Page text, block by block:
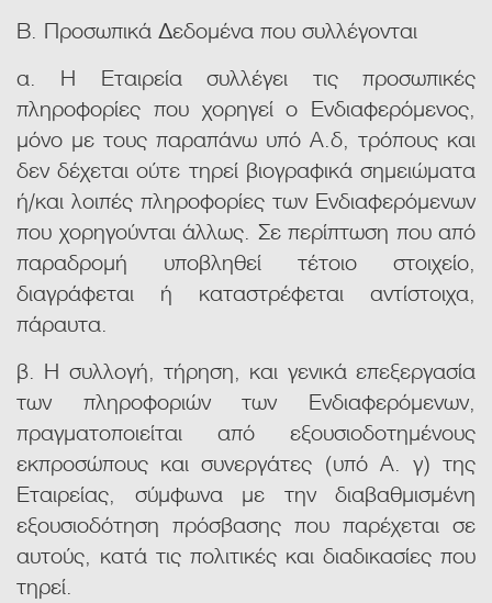
Β. Προσωπικά Δεδομένα που συλλέγονται
α. Η Εταιρεία συλλέγει τις προσωπικές
πληροφορίες που χορηγεί ο Ενδιαφερόμενος,
μόνο με τους παραπάνω υπό Α.δ, τρόπους και
δεν δέχεται ούτε τηρεί βιογραφικά σημειώματα
ή/και λοιπές πληροφορίες των Ενδιαφερόμενων
που χορηγούνται άλλως. Σε περίπτωση που από
παραδρομή υποβληθεί τέτοιο στοιχείο,
διαγράφεται ή καταστρέφεται αντίστοιχα,
πάραυτα.
β. Η συλλογή, τήρηση, και γενικά επεξεργασία
των πληροφοριών των Ενδιαφερόμενων,
πραγματοποιείται από εξουσιοδοτημένους
εκπροσώπους και συνεργάτες (υπό Α. γ) της
Εταιρείας, σύμφωνα με την διαβαθμισμένη
εξουσιοδότηση πρόσβασης που παρέχεται σε
αυτούς, κατά τις πολιτικές και διαδικασίες που
τηρεί.